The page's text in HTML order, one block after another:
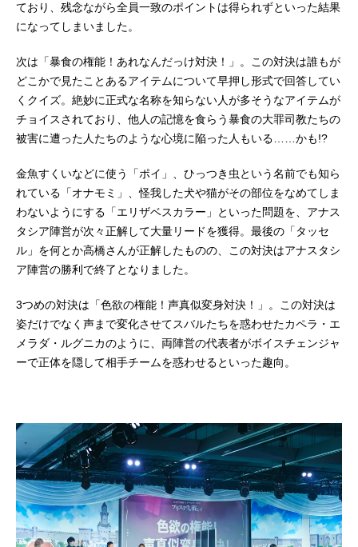
ており、残念ながら全員一致のポイントは得られずといった結果
になってしまいました。
次は「暴食の権能！あれなんだっけ対決！」。この対決は誰もが
どこかで見たことあるアイテムについて早押し形式で回答してい
くクイズ。絶妙に正式な名称を知らない人が多そうなアイテムが
チョイスされており、他人の記憶を食らう暴食の大罪司教たちの
被害に遭った人たちのような心境に陥った人もいる……かも!?
金魚すくいなどに使う「ポイ」、ひっつき虫という名前でも知ら
れている「オナモミ」、怪我した犬や猫がその部位をなめてしま
わないようにする「エリザベスカラー」といった問題を、アナス
タシア陣営が次々正解して大量リードを獲得。最後の「タッセ
ル」を何とか高橋さんが正解したものの、この対決はアナスタシ
ア陣営の勝利で終了となりました。
3つめの対決は「色欲の権能！声真似変身対決！」。この対決は
姿だけでなく声まで変化させてスバルたちを惑わせたカペラ・エ
メラダ・ルグニカのように、両陣営の代表者がボイスチェンジャ
ーで正体を隠して相手チームを惑わせるといった趣向。